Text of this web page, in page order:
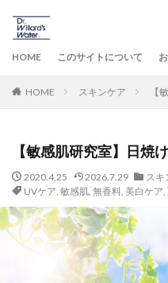
HOME このサイトについて
HOME スキンケア 【
【敏感肌研究室】日焼
2020.4.25 2026.7.29
スキ
UVケア, 敏感肌, 無香料, 美白ケア,